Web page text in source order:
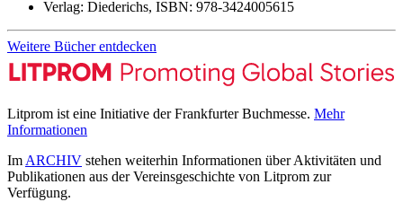
Verlag: Diederichs, ISBN: 978-3424005615
Weitere Bücher entdecken
Litprom ist eine Initiative der Frankfurter Buchmesse. Mehr
Informationen
Im ARCHIV stehen weiterhin Informationen über Aktivitäten und
Publikationen aus der Vereinsgeschichte von Litprom zur
Verfügung.